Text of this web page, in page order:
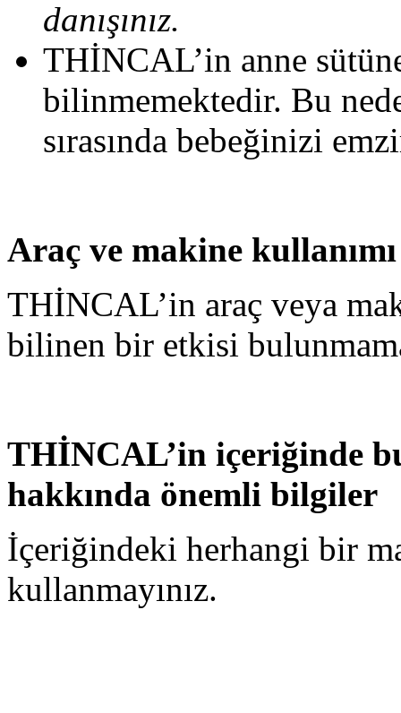
danışınız.
THİNCAL’in anne
bilinmemektedir. Bu
sırasında bebeğinizi
Araç ve makine kullanımı
THİNCAL’in araç veya
bilinen bir etkisi
THİNCAL’in içeriğinde
hakkında önemli bilgiler
İçeriğindeki herhangi bir
kullanmayınız.